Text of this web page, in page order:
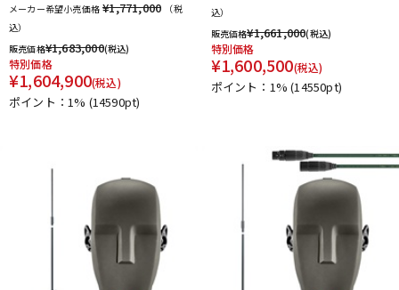
メーカー希望小売価格 ¥1,771,000
（税
込）
販売価格¥1,683,000(税込)
特別価格
¥1,604,900(税込)
ポイント：1% (14590pt)
込）
販売価格¥1,661,000(税込)
特別価格
¥1,600,500(税込)
ポイント：1%(14550pt)